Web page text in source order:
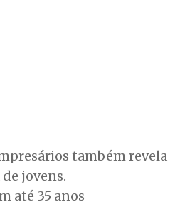
também revela
jovens.
até 35 anos